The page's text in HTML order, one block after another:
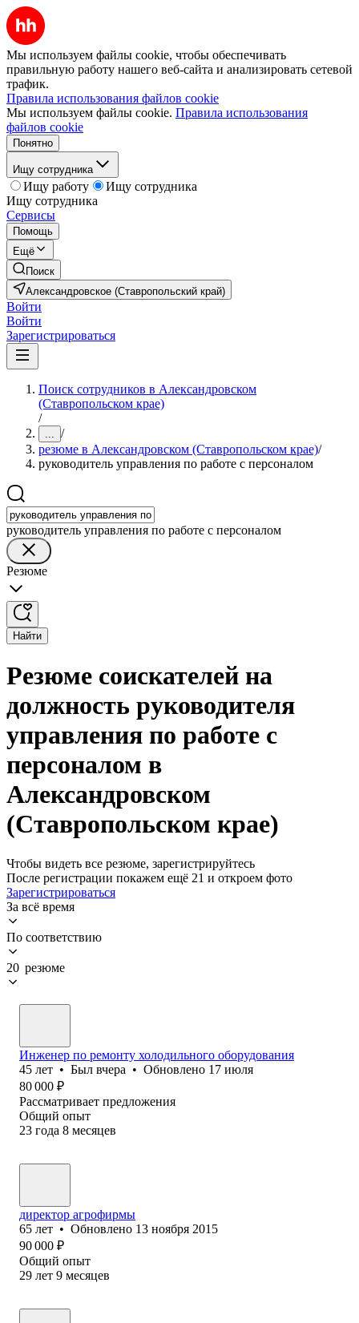
Мы используем файлы cookie, чтобы обеспечивать
правильную работу нашего веб-сайта и анализировать сетевой
трафик.
Правила использования файлов cookie
Мы используем файлы cookie. Правила использования
файлов cookie
Понятно
Ищу сотрудника
Ищу работу
Ищу сотрудника
Ищу сотрудника
Сервисы
Помощь
Ещё
Поиск
Александровское (Ставропольский край)
Войти
Войти
Зарегистрироваться
Поиск сотрудников в Александровском
(Ставропольском крае)
/
... /
резюме в Александровском (Ставропольском крае)/
руководитель управления по работе с персоналом
руководитель управления по работе с персоналом
Резюме
Найти
Резюме соискателей на
должность руководителя
управления по работе с
персоналом в
Александровском
(Ставропольском крае)
Чтобы видеть все резюме, зарегистрируйтесь
После регистрации покажем ещё 21 и откроем фото
Зарегистрироваться
За всё время
По соответствию
20 резюме
Инженер по ремонту холодильного оборудования
45 лет • Был вчера • Обновлено 17 июля
80 000 ₽
Рассматривает предложения
Общий опыт
23 года 8 месяцев
директор агрофирмы
65 лет • Обновлено 13 ноября 2015
90 000 ₽
Общий опыт
29 лет 9 месяцев